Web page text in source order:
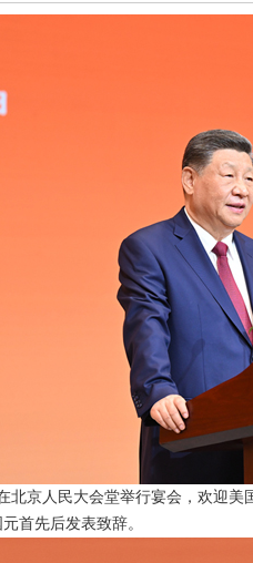
北京人民大会堂举行宴会，欢迎美
首先后发表致辞。